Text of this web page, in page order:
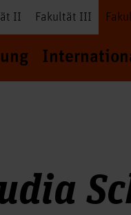
II Fakultät III